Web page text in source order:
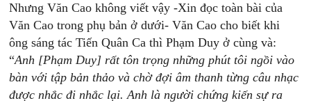
Nhưng Văn Cao không viết vậy -Xin đọc toàn bài của
Văn Cao trong phụ bản ở dưới- Văn Cao cho biết khi
ông sáng tác Tiến Quân Ca thì Phạm Duy ở cùng và:
“Anh [Phạm Duy] rất tôn trọng những phút tôi ngồi vào
bàn với tập bản thảo và chờ đợi âm thanh từng câu nhạc
được nhắc đi nhắc lại. Anh là người chứng kiến sự ra